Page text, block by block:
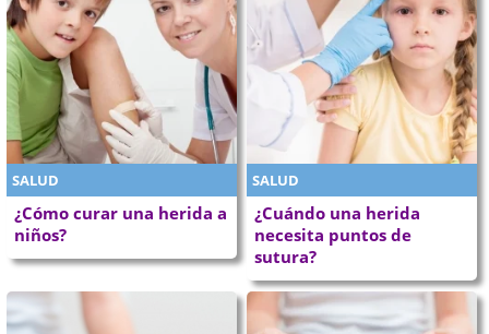
SALUD
¿Cómo curar una herida a
niños?
SALUD
¿Cuándo una herida
necesita puntos de
sutura?